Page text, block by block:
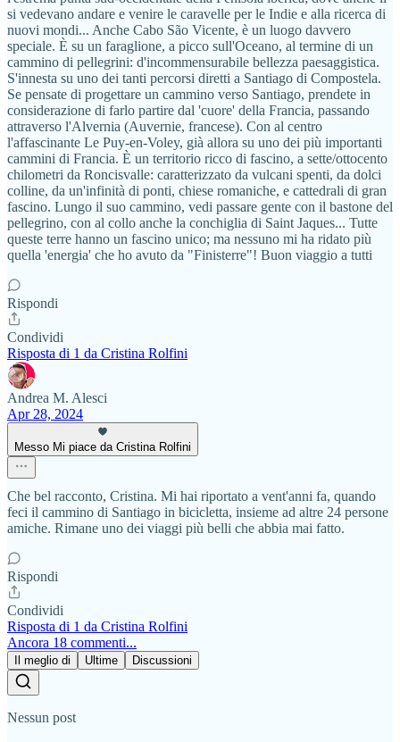
si vedevano andare e venire le caravelle per le Indie e alla ricerca di
nuovi mondi... Anche Cabo São Vicente, è un luogo davvero
speciale. È su un faraglione, a picco sull'Oceano, al termine di un
cammino di pellegrini: d'incommensurabile bellezza paesaggistica.
S'innesta su uno dei tanti percorsi diretti a Santiago di Compostela.
Se pensate di progettare un cammino verso Santiago, prendete in
considerazione di farlo partire dal 'cuore' della Francia, passando
attraverso l'Alvernia (Auvernie, francese). Con al centro
l'affascinante Le Puy-en-Voley, già allora su uno dei più importanti
cammini di Francia. È un territorio ricco di fascino, a sette/ottocento
chilometri da Roncisvalle: caratterizzato da vulcani spenti, da dolci
colline, da un'infinità di ponti, chiese romaniche, e cattedrali di gran
fascino. Lungo il suo cammino, vedi passare gente con il bastone del
pellegrino, con al collo anche la conchiglia di Saint Jaques... Tutte
queste terre hanno un fascino unico; ma nessuno mi ha ridato più
quella 'energia' che ho avuto da "Finisterre"! Buon viaggio a tutti
Rispondi
Condividi
Risposta di 1 da Cristina Rolfini
Andrea M. Alesci
Apr 28, 2024
Messo Mi piace da Cristina Rolfini
Che bel racconto, Cristina. Mi hai riportato a vent'anni fa, quando
feci il cammino di Santiago in bicicletta, insieme ad altre 24 persone
amiche. Rimane uno dei viaggi più belli che abbia mai fatto.
Rispondi
Condividi
Risposta di 1 da Cristina Rolfini
Ancora 18 commenti...
Il meglio di Ultime Discussioni
Nessun post